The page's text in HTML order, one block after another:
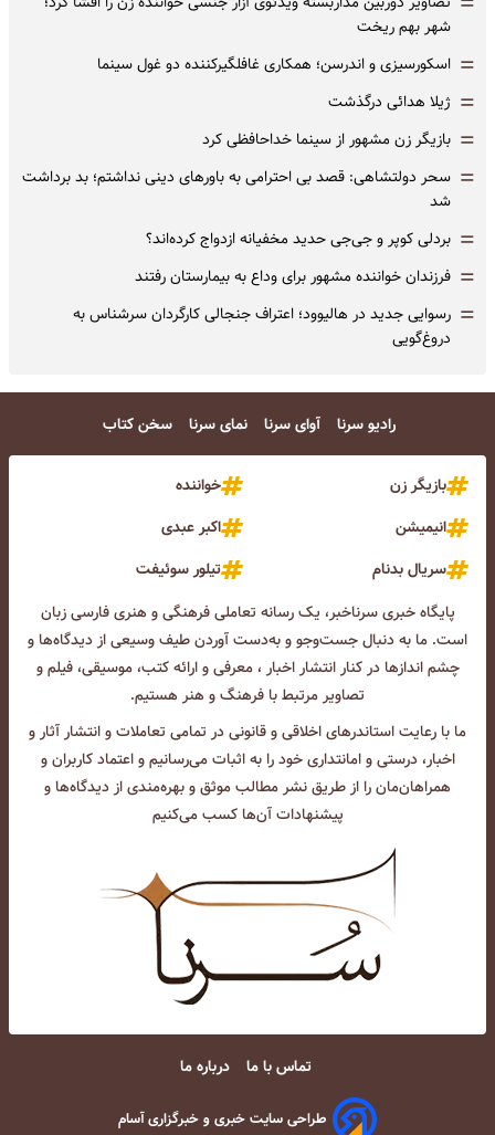
شهر بهم ریخت
= اسکورسیزی و اندرسن؛ همکاری غافلگیرکننده دو غول سینما
= ژیلا هدائی درگذشت
= بازیگر زن مشهور از سینما خداحافظی کرد
= سحر دولتشاهی: قصد بی احترامی به باورهای دینی نداشتم؛ بد برداشت
شد
= بردلی کوپر و جی‌جی حدید مخفیانه ازدواج کرده‌اند؟
= فرزندان خواننده مشهور برای وداع به بیمارستان رفتند
= رسوایی جدید در هالیوود؛ اعتراف جنجالی کارگردان سرشناس به
دروغ‌گویی
رادیو سرنا آوای سرنا نمای سرنا سخن کتاب
بازیگر زن
خواننده
انیمیشن
اکبر عبدی
سریال بدنام
تیلور سوئیفت
پایگاه خبری سرناخبر، یک رسانه تعاملی فرهنگی و هنری فارسی زبان
است. ما به دنبال جست‌و‌جو و به‌دست آوردن طیف وسیعی از دیدگاه‌ها و
چشم انداز‌ها در کنار انتشار اخبار ، معرفی و ارائه کتب، موسیقی، فیلم و
تصاویر مرتبط با فرهنگ و هنر هستیم.
ما با رعایت استاندرهای اخلاقی و قانونی در تمامی تعاملات و انتشار آثار و
اخبار، درستی و امانتداری خود را به اثبات می‌رسانیم و اعتماد کاربران و
همراهان‌مان را از طریق نشر مطالب موثق و بهره‌مندی از دیدگاه‌ها و
پیشنهادات آن‌ها کسب می‌کنیم
تماس با ما درباره ما
طراحی سایت خبری و خبرگزاری آسام